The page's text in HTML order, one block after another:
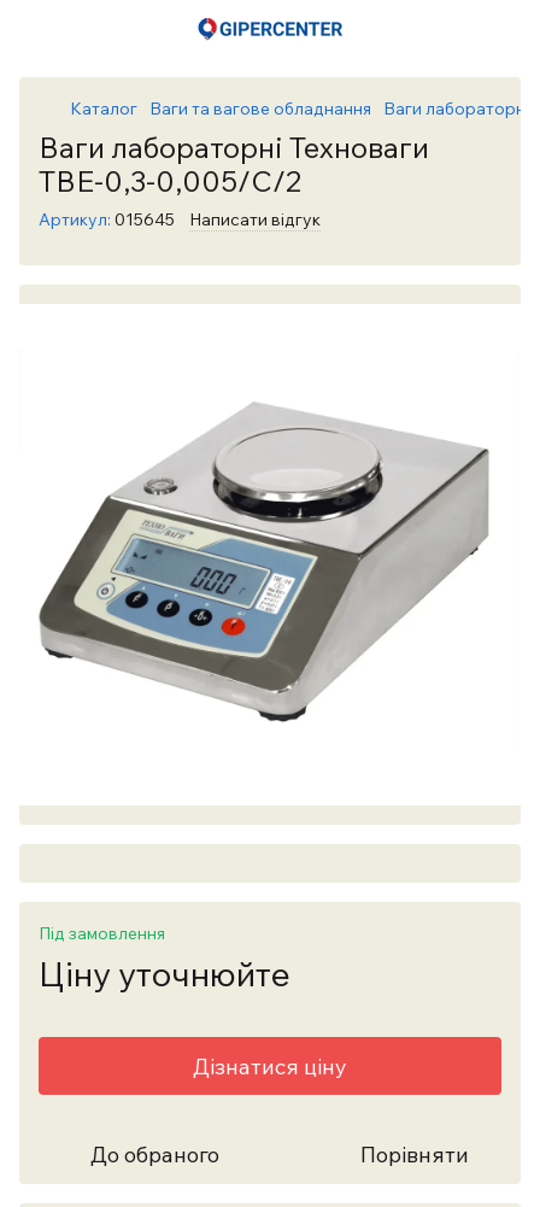
Каталог Ваги та вагове обладнання Ваги лабораторні
Ваги лабораторні Техноваги
ТВЕ-0,3-0,005/С/2
Артикул: 015645 Написати відгук
Під замовлення
Ціну уточнюйте
Дізнатися ціну
До обраного Порівняти